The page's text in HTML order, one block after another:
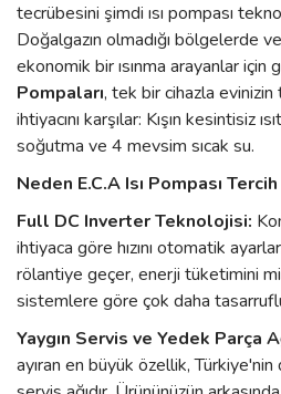
tecrübesini şimdi ısı pompası
Doğalgazın olmadığı bölgelerde
ekonomik bir ısınma arayanlar için
Pompaları, tek bir cihazla
ihtiyacını karşılar: Kışın kesintisiz
soğutma ve 4 mevsim sıcak su.
Neden E.C.A Isı Pompası
Full DC Inverter Teknolojisi:
ihtiyaca göre hızını otomatik ayarlar.
rölantiye geçer, enerji tüketimini
sistemlere göre çok daha
Yaygın Servis ve Yedek Parça
ayıran en büyük özellik,